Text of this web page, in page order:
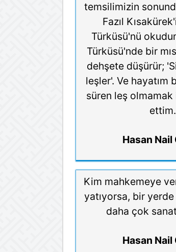
temsilimizin
Fazıl
Türküsü'nü
Türküsü'nde bir
dehşete düşürür;
leşler'. Ve hayatım
süren leş
ettim.
Hasan Nail
Kim mahkemeye
yatıyorsa, bir
daha çok
Hasan Nail